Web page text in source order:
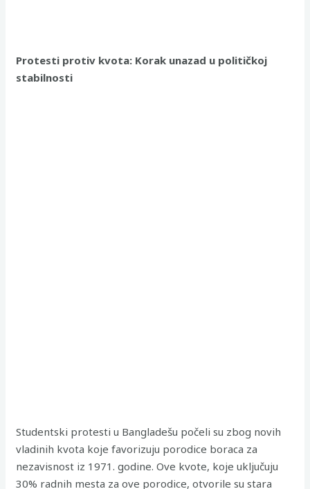
Protesti protiv kvota: Korak unazad u političkoj
stabilnosti
Studentski protesti u Bangladešu počeli su zbog novih
vladinih kvota koje favorizuju porodice boraca za
nezavisnost iz 1971. godine. Ove kvote, koje uključuju
30% radnih mesta za ove porodice, otvorile su stara